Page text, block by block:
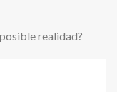
realidad?